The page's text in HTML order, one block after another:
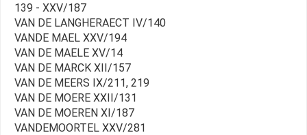
139 - XXV/187
VAN DE LANGHERAECT IV/140
VANDE MAEL XXV/194
VAN DE MAELE XV/14
VAN DE MARCK XII/157
VAN DE MEERS IX/211, 219
VAN DE MOERE XXII/131
VAN DE MOEREN XI/187
VANDEMOORTEL XXV/281